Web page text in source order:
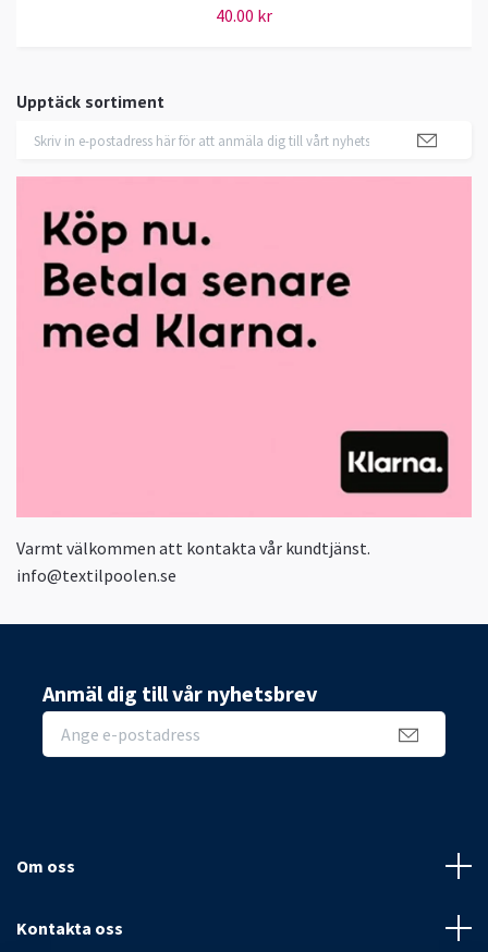
Upptäck sortiment
Varmt välkommen att kontakta vår kundtjänst.
info@textilpoolen.se
40.00 kr
Anmäl dig till vår nyhetsbrev
Om oss
Kontakta oss